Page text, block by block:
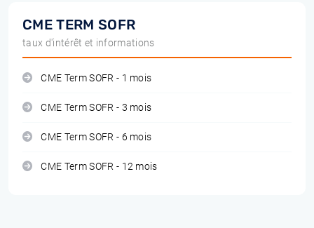
CME TERM SOFR
taux d'intérêt et informations
CME Term SOFR - 1 mois
CME Term SOFR - 3 mois
CME Term SOFR - 6 mois
CME Term SOFR - 12 mois